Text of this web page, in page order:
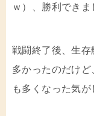
ｗ）、勝利できま
戦闘終了後、生
多かったのだけ
も多くなった気が